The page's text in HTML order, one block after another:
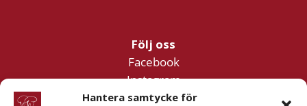
Hantera samtycke för
Följ oss
Facebook
Instagram
YouTube